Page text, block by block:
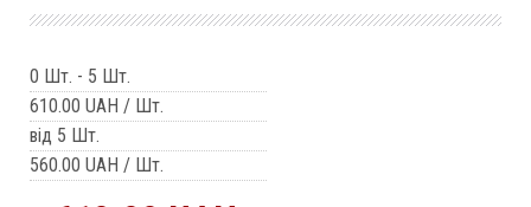
0 Шт. - 5 Шт.
610.00 UAH / Шт.
від 5 Шт.
560.00 UAH / Шт.